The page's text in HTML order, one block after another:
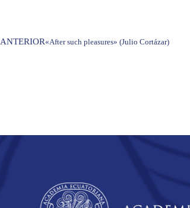
ANTERIOR«After such pleasures» (Julio Cortázar)